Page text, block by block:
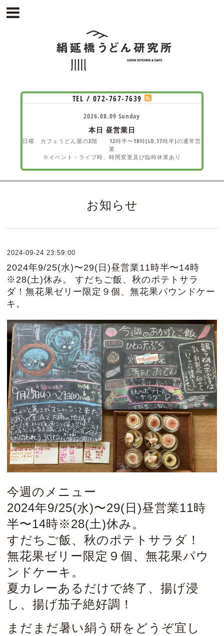
TEL / 072-767-7639
2026.08.09 Sunday
本日 昼営業日
日曜 カフェうどん屋の2階 12時半〜18時(LO.17時半)の通常営
業
※イベント・ライブ時、時間変更及び臨時休業あり
お知らせ
2024-09-24 23:59:00
2024年9/25(水)〜29(日)昼営業11時半〜14時
※28(土)休み。 すだちご飯、秋のポテトサラ
ダ！無花果ゼリー限定９個、無花果パウンドケー
キ。
今週のメニュー
2024年9/25(水)〜29(日)昼営業11時
半〜14時※28(土)休み。
すだちご飯、秋のポテトサラダ！
無花果ゼリー限定９個、無花果パウ
ンドケーキ。
夏カレーあるだけで終了、揚げ浸
し、揚げ茄子絶好調！
まだまだ暑い絹う研をどうぞ宜し